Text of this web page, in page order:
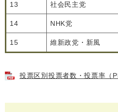
13 社会民主党
14 NHK党
15 維新政党・新風
投票区別投票者数・投票率（